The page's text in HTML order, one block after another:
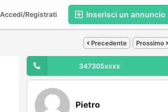
Inserisci un annuncio
Accedi/Registrati
Precedente Prossimo
347305xxxx
Pietro